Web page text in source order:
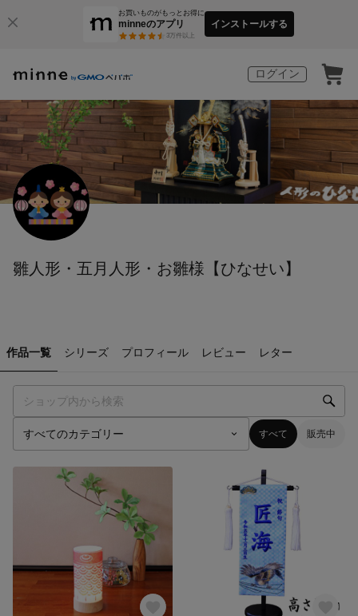
お買いものがもっとお得に
minneのアプリ
3万件以上
インストールする
ログイン
雛人形・五月人形・お雛様【ひなせい】
作品一覧 シリーズ プロフィール レビュー レター
すべて 販売中